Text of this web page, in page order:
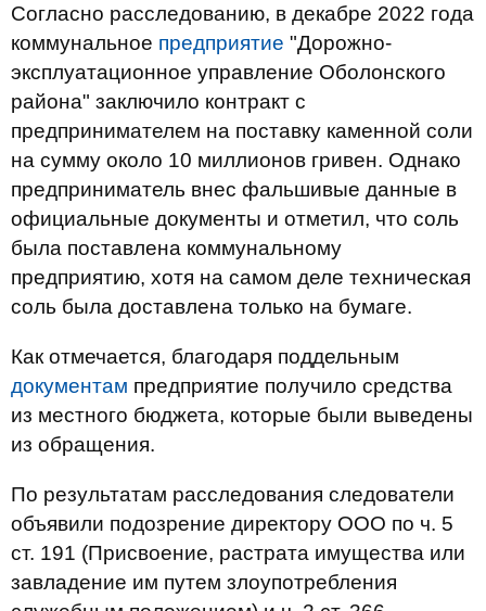
Согласно расследованию, в декабре 2022 года
коммунальное предприятие "Дорожно-
эксплуатационное управление Оболонского
района" заключило контракт с
предпринимателем на поставку каменной соли
на сумму около 10 миллионов гривен. Однако
предприниматель внес фальшивые данные в
официальные документы и отметил, что соль
была поставлена коммунальному
предприятию, хотя на самом деле техническая
соль была доставлена только на бумаге.
Как отмечается, благодаря поддельным
документам предприятие получило средства
из местного бюджета, которые были выведены
из обращения.
По результатам расследования следователи
объявили подозрение директору ООО по ч. 5
ст. 191 (Присвоение, растрата имущества или
завладение им путем злоупотребления